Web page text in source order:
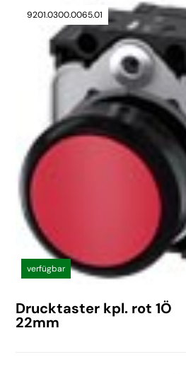
9201.0300.0065.01
verfügbar
Drucktaster kpl. rot 1Ö
22mm